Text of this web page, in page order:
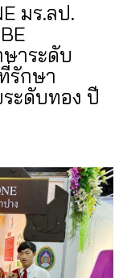
มร.ลป.
ษาระดับ
รักษา
ะดับทอง ปี